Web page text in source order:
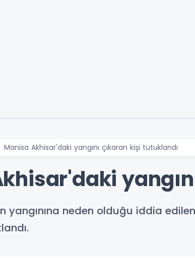
Manisa Akhisar'daki yangını çıkaran kişi tutuklandı
neden olduğu iddia edilen